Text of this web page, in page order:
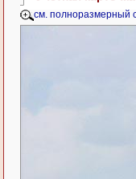
см. полноразмерный